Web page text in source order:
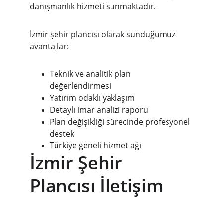
danışmanlık hizmeti sunmaktadır.
İzmir şehir plancısı olarak sunduğumuz
avantajlar:
Teknik ve analitik plan
değerlendirmesi
Yatırım odaklı yaklaşım
Detaylı imar analizi raporu
Plan değişikliği sürecinde profesyonel
destek
Türkiye geneli hizmet ağı
İzmir Şehir
Plancısı İletişim